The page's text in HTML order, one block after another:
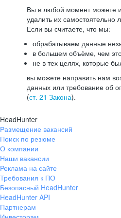
Вы в любой момент можете
удалить их самостоятельно
Если вы считаете, что мы:
обрабатываем данные
в большем объёме, чем
не в тех целях, которые
вы можете направить нам
данных или требование об
(ст. 21 Закона).
HeadHunter
Размещение вакансий
Поиск по резюме
О компании
Наши вакансии
Реклама на сайте
Требования к ПО
Безопасный HeadHunter
HeadHunter API
Партнерам